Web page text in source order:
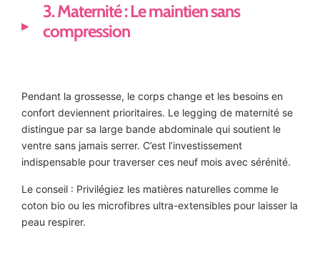
3. Maternité : Le maintien sans
compression
Pendant la grossesse, le corps change et les besoins en
confort deviennent prioritaires. Le legging de maternité se
distingue par sa large bande abdominale qui soutient le
ventre sans jamais serrer. C’est l’investissement
indispensable pour traverser ces neuf mois avec sérénité.
Le conseil : Privilégiez les matières naturelles comme le
coton bio ou les microfibres ultra-extensibles pour laisser la
peau respirer.